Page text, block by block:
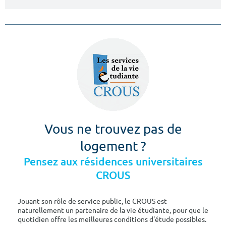
Vous ne trouvez pas de
logement ?
Pensez aux résidences universitaires
CROUS
Jouant son rôle de service public, le CROUS est
naturellement un partenaire de la vie étudiante, pour que le
quotidien offre les meilleures conditions d'étude possibles.